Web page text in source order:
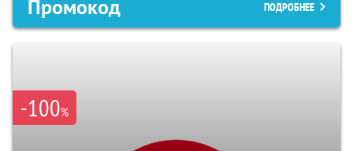
Промокод ПОДРОБНЕЕ
-100%